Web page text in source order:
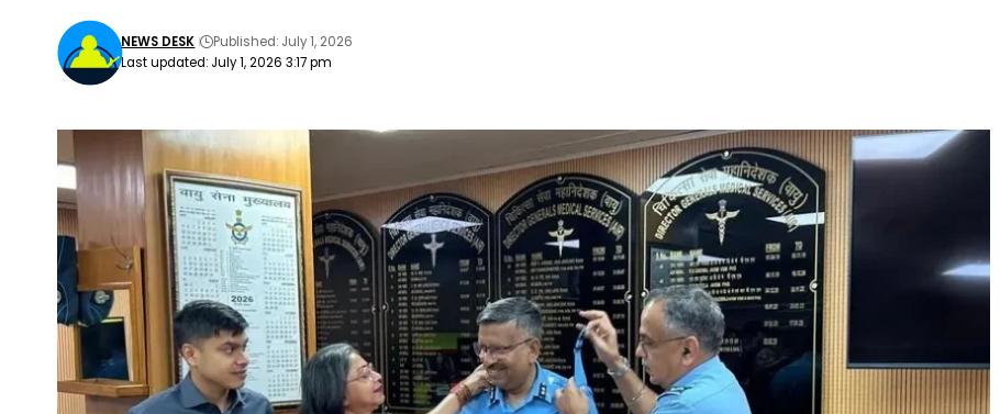
Last updated: July 1, 2026 3:17 pm
NEWS DESK Published: July 1, 2026